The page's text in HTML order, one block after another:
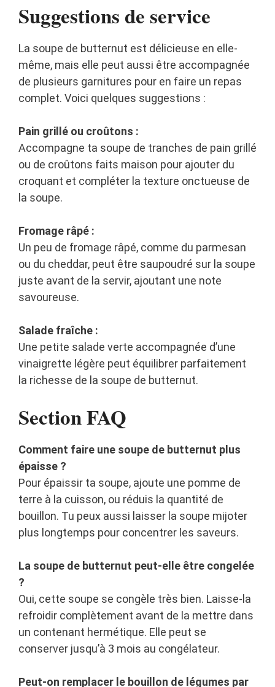
Suggestions de service
La soupe de butternut est délicieuse en elle-
même, mais elle peut aussi être accompagnée
de plusieurs garnitures pour en faire un repas
complet. Voici quelques suggestions :
Pain grillé ou croûtons :
Accompagne ta soupe de tranches de pain grillé
ou de croûtons faits maison pour ajouter du
croquant et compléter la texture onctueuse de
la soupe.
Fromage râpé :
Un peu de fromage râpé, comme du parmesan
ou du cheddar, peut être saupoudré sur la soupe
juste avant de la servir, ajoutant une note
savoureuse.
Salade fraîche :
Une petite salade verte accompagnée d’une
vinaigrette légère peut équilibrer parfaitement
la richesse de la soupe de butternut.
Section FAQ
Comment faire une soupe de butternut plus
épaisse ?
Pour épaissir ta soupe, ajoute une pomme de
terre à la cuisson, ou réduis la quantité de
bouillon. Tu peux aussi laisser la soupe mijoter
plus longtemps pour concentrer les saveurs.
La soupe de butternut peut-elle être congelée
?
Oui, cette soupe se congèle très bien. Laisse-la
refroidir complètement avant de la mettre dans
un contenant hermétique. Elle peut se
conserver jusqu’à 3 mois au congélateur.
Peut-on remplacer le bouillon de légumes par